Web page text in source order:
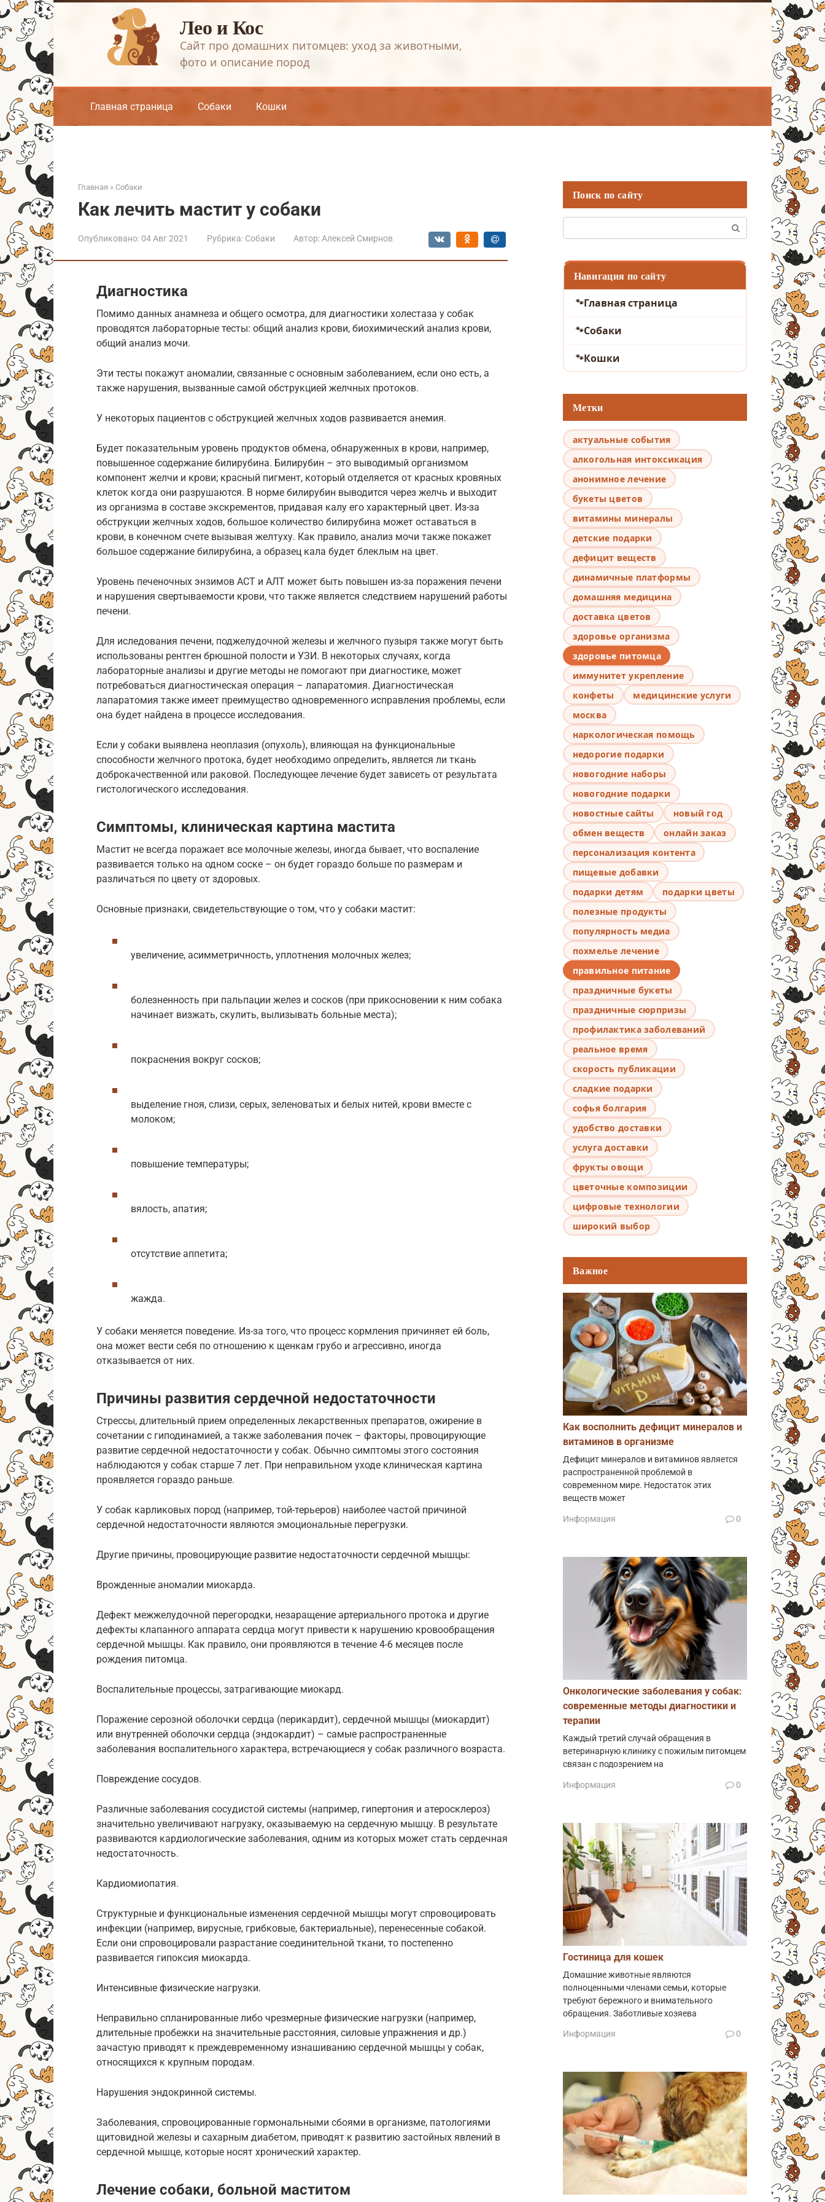
Перейти
к
контенту
Лео и Кос
Сайт про домашних питомцев: уход за животными,
фото и описание пород
Главная страница Собаки Кошки
Главная » Собаки
Как лечить мастит у собаки
Опубликовано: 04 Авг 2021 Рубрика: Собаки Автор: Алексей Смирнов
Диагностика
Помимо данных анамнеза и общего осмотра, для диагностики холестаза у собак
проводятся лабораторные тесты: общий анализ крови, биохимический анализ крови,
общий анализ мочи.
Эти тесты покажут аномалии, связанные с основным заболеванием, если оно есть, а
также нарушения, вызванные самой обструкцией желчных протоков.
У некоторых пациентов с обструкцией желчных ходов развивается анемия.
Будет показательным уровень продуктов обмена, обнаруженных в крови, например,
повышенное содержание билирубина. Билирубин – это выводимый организмом
компонент желчи и крови; красный пигмент, который отделяется от красных кровяных
клеток когда они разрушаются. В норме билирубин выводится через желчь и выходит
из организма в составе экскрементов, придавая калу его характерный цвет. Из-за
обструкции желчных ходов, большое количество билирубина может оставаться в
крови, в конечном счете вызывая желтуху. Как правило, анализ мочи также покажет
большое содержание билирубина, а образец кала будет блеклым на цвет.
Уровень печеночных энзимов АСТ и АЛТ может быть повышен из-за поражения печени
и нарушения свертываемости крови, что также является следствием нарушений работы
печени.
Для иследования печени, поджелудочной железы и желчного пузыря также могут быть
использованы рентген брюшной полости и УЗИ. В некоторых случаях, когда
лабораторные анализы и другие методы не помогают при диагностике, может
потребоваться диагностическая операция – лапаратомия. Диагностическая
лапаратомия также имеет преимущество одновременного исправления проблемы, если
она будет найдена в процессе исследования.
Если у собаки выявлена неоплазия (опухоль), влияющая на функциональные
способности желчного протока, будет необходимо определить, является ли ткань
доброкачественной или раковой. Последующее лечение будет зависеть от результата
гистологического исследования.
Симптомы, клиническая картина мастита
Мастит не всегда поражает все молочные железы, иногда бывает, что воспаление
развивается только на одном соске – он будет гораздо больше по размерам и
различаться по цвету от здоровых.
Основные признаки, свидетельствующие о том, что у собаки мастит:
увеличение, асимметричность, уплотнения молочных желез;
болезненность при пальпации желез и сосков (при прикосновении к ним собака
начинает визжать, скулить, вылизывать больные места);
покраснения вокруг сосков;
выделение гноя, слизи, серых, зеленоватых и белых нитей, крови вместе с
молоком;
повышение температуры;
вялость, апатия;
отсутствие аппетита;
жажда.
У собаки меняется поведение. Из-за того, что процесс кормления причиняет ей боль,
она может вести себя по отношению к щенкам грубо и агрессивно, иногда
отказывается от них.
Причины развития сердечной недостаточности
Стрессы, длительный прием определенных лекарственных препаратов, ожирение в
сочетании с гиподинамией, а также заболевания почек – факторы, провоцирующие
развитие сердечной недостаточности у собак. Обычно симптомы этого состояния
наблюдаются у собак старше 7 лет. При неправильном уходе клиническая картина
проявляется гораздо раньше.
У собак карликовых пород (например, той-терьеров) наиболее частой причиной
сердечной недостаточности являются эмоциональные перегрузки.
Другие причины, провоцирующие развитие недостаточности сердечной мышцы:
Врожденные аномалии миокарда.
Дефект межжелудочной перегородки, незаращение артериального протока и другие
дефекты клапанного аппарата сердца могут привести к нарушению кровообращения
сердечной мышцы. Как правило, они проявляются в течение 4-6 месяцев после
рождения питомца.
Воспалительные процессы, затрагивающие миокард.
Поражение серозной оболочки сердца (перикардит), сердечной мышцы (миокардит)
или внутренней оболочки сердца (эндокардит) – самые распространенные
заболевания воспалительного характера, встречающиеся у собак различного возраста.
Повреждение сосудов.
Различные заболевания сосудистой системы (например, гипертония и атеросклероз)
значительно увеличивают нагрузку, оказываемую на сердечную мышцу. В результате
развиваются кардиологические заболевания, одним из которых может стать сердечная
недостаточность.
Кардиомиопатия.
Структурные и функциональные изменения сердечной мышцы могут спровоцировать
инфекции (например, вирусные, грибковые, бактериальные), перенесенные собакой.
Если они спровоцировали разрастание соединительной ткани, то постепенно
развивается гипоксия миокарда.
Интенсивные физические нагрузки.
Неправильно спланированные либо чрезмерные физические нагрузки (например,
длительные пробежки на значительные расстояния, силовые упражнения и др.)
зачастую приводят к преждевременному изнашиванию сердечной мышцы у собак,
относящихся к крупным породам.
Нарушения эндокринной системы.
Заболевания, спровоцированные гормональными сбоями в организме, патологиями
щитовидной железы и сахарным диабетом, приводят к развитию застойных явлений в
сердечной мышце, которые носят хронический характер.
Лечение собаки, больной маститом
Поиск по сайту
Навигация по сайту
Главная страница
Собаки
Кошки
Метки
актуальные события
алкогольная интоксикация
анонимное лечение
букеты цветов
витамины минералы
детские подарки
дефицит веществ
динамичные платформы
домашняя медицина
доставка цветов
здоровье организма
здоровье питомца
иммунитет укрепление
конфеты
медицинские услуги
москва
наркологическая помощь
недорогие подарки
новогодние наборы
новогодние подарки
новостные сайты
новый год
обмен веществ
онлайн заказ
персонализация контента
пищевые добавки
подарки детям
подарки цветы
полезные продукты
популярность медиа
похмелье лечение
правильное питание
праздничные букеты
праздничные сюрпризы
профилактика заболеваний
реальное время
скорость публикации
сладкие подарки
софья болгария
удобство доставки
услуга доставки
фрукты овощи
цветочные композиции
цифровые технологии
широкий выбор
Важное
Как восполнить дефицит минералов и
витаминов в организме
Дефицит минералов и витаминов является
распространенной проблемой в
современном мире. Недостаток этих
веществ может
Информация 0
Онкологические заболевания у собак:
современные методы диагностики и
терапии
Каждый третий случай обращения в
ветеринарную клинику с пожилым питомцем
связан с подозрением на
Информация 0
Гостиница для кошек
Домашние животные являются
полноценными членами семьи, которые
требуют бережного и внимательного
обращения. Заботливые хозяева
Информация 0